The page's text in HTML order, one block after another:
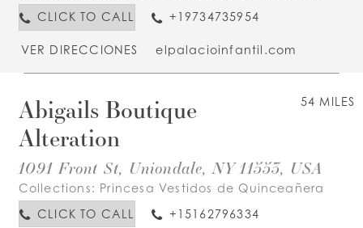
CLICK TO CALL
+19734735954
VER DIRECCIONES elpalacioinfantil.com
54 MILES
Abigails Boutique
Alteration
1091 Front St, Uniondale, NY 11553, USA
Collections: Princesa Vestidos de Quinceañera
CLICK TO CALL
+15162796334